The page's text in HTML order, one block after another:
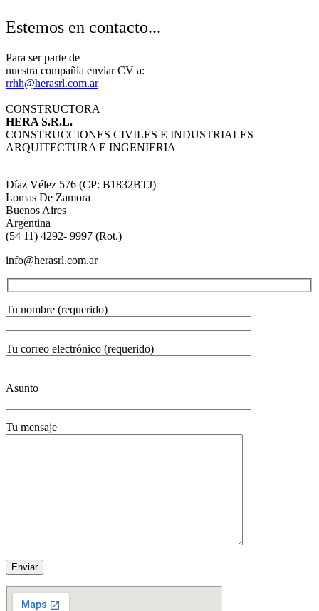
Estemos en contacto...
Para ser parte de
nuestra compañía enviar CV a:
rrhh@herasrl.com.ar
CONSTRUCTORA
HERA S.R.L.
CONSTRUCCIONES CIVILES E INDUSTRIALES
ARQUITECTURA E INGENIERIA
Díaz Vélez 576 (CP: B1832BTJ)
Lomas De Zamora
Buenos Aires
Argentina
(54 11) 4292- 9997 (Rot.)
info@herasrl.com.ar
Tu nombre (requerido)
Tu correo electrónico (requerido)
Asunto
Tu mensaje